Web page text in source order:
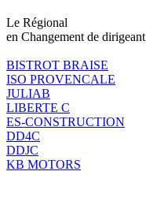
Le Régional
en Changement de dirigeant
BISTROT BRAISE
ISO PROVENCALE
JULIAB
LIBERTE C
ES-CONSTRUCTION
DD4C
DDJC
KB MOTORS